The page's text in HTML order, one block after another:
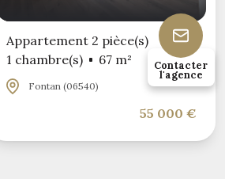
Appartement 2 pièce(s)
1 chambre(s)
67 m²
Fontan (06540)
55 000 €
Contacter
l'agence